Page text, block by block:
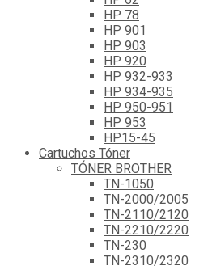
HP 78
HP 901
HP 903
HP 920
HP 932-933
HP 934-935
HP 950-951
HP 953
HP15-45
Cartuchos Tóner
TÓNER BROTHER
TN-1050
TN-2000/2005
TN-2110/2120
TN-2210/2220
TN-230
TN-2310/2320